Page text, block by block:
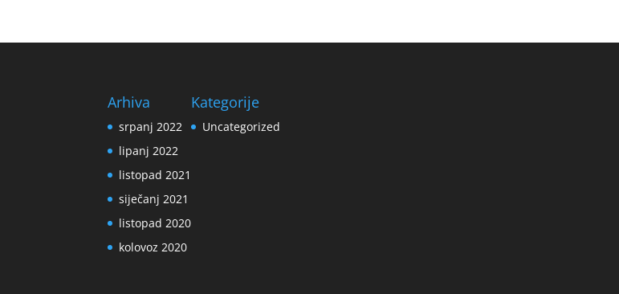
Arhiva
srpanj 2022
lipanj 2022
listopad 2021
siječanj 2021
listopad 2020
kolovoz 2020
Kategorije
Uncategorized